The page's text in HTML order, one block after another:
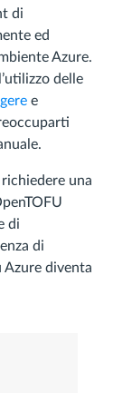
di
ed
Azure.
delle
e
una
di
di
Azure diventa